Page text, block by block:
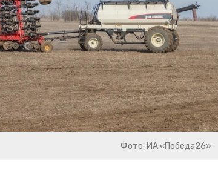
Фото: ИА «Победа26»